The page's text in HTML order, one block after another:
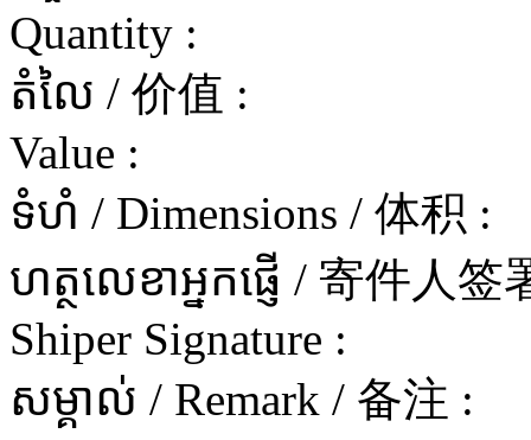
Quantity :
តំលៃ / 价值 :
Value :
ទំហំ / Dimensions / 体积 :
ហត្ថលេខាអ្នកផ្ញើ / 寄件人
Shiper Signature :
សម្គាល់ / Remark / 备注 :